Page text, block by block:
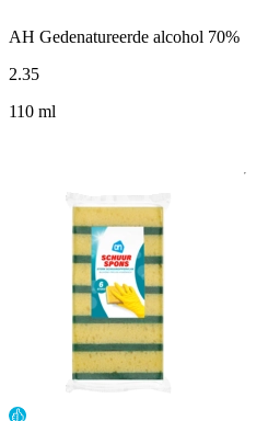
AH Gedenatureerde alcohol 70%
2.35
110 ml